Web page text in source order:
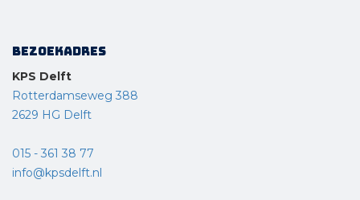
Bezoekadres
KPS Delft
Rotterdamseweg 388
2629 HG Delft
015 - 361 38 77
info@kpsdelft.nl